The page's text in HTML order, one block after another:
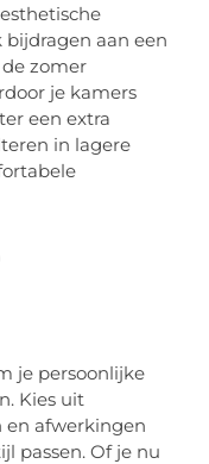
aan een
zomer
je kamers
een extra
in lagere
je persoonlijke
Kies uit
en afwerkingen
passen. Of je nu